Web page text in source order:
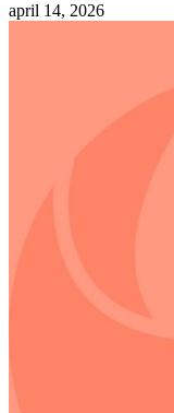
april 14, 2026